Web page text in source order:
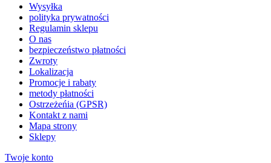
Wysyłka
polityka prywatności
Regulamin sklepu
O nas
bezpieczeństwo płatności
Zwroty
Lokalizacja
Promocje i rabaty
metody płatności
Ostrzeżeńia (GPSR)
Kontakt z nami
Mapa strony
Sklepy
Twoje konto